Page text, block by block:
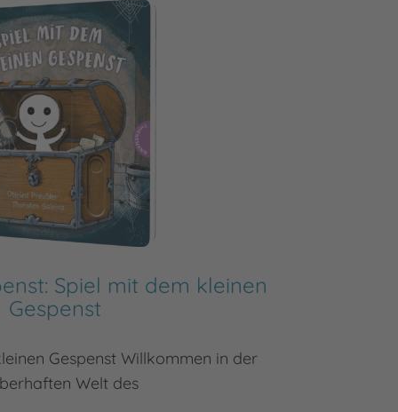
Spiel mit dem kleinen
Gespenst
Gespenst Willkommen in der
Welt des